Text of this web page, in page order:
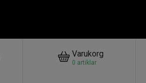
Varukorg
0 artiklar